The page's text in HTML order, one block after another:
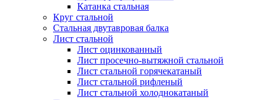
Катанка стальная
Круг стальной
Стальная двутавровая балка
Лист стальной
Лист оцинкованный
Лист просечно-вытяжной стальной
Лист стальной горячекатаный
Лист стальной рифленый
Лист стальной холоднокатаный